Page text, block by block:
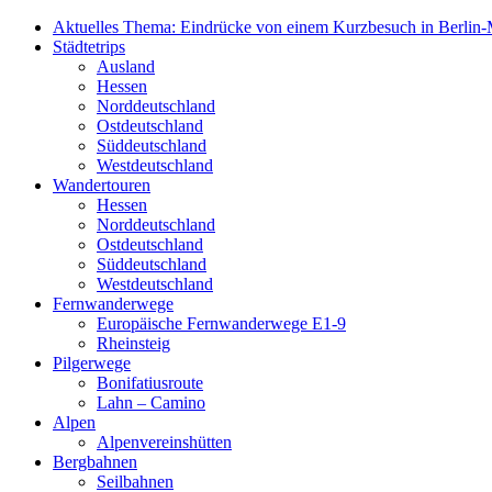
Aktuelles Thema: Eindrücke von einem Kurzbesuch in
Städtetrips
Ausland
Hessen
Norddeutschland
Ostdeutschland
Süddeutschland
Westdeutschland
Wandertouren
Hessen
Norddeutschland
Ostdeutschland
Süddeutschland
Westdeutschland
Fernwanderwege
Europäische Fernwanderwege E1-9
Rheinsteig
Pilgerwege
Bonifatiusroute
Lahn – Camino
Alpen
Alpenvereinshütten
Bergbahnen
Seilbahnen